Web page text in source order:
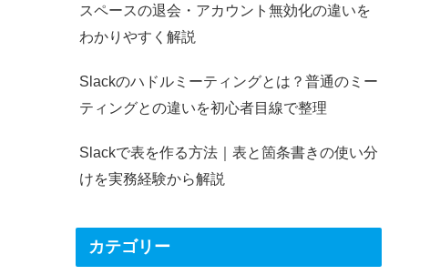
スペースの退会・アカウント無効化の違いを
わかりやすく解説
Slackのハドルミーティングとは？普通のミー
ティングとの違いを初心者目線で整理
Slackで表を作る方法｜表と箇条書きの使い分
けを実務経験から解説
カテゴリー